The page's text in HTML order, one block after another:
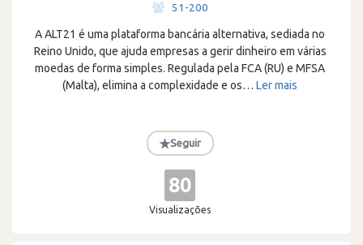
51-200
A ALT21 é uma plataforma bancária alternativa, sediada no
Reino Unido, que ajuda empresas a gerir dinheiro em várias
moedas de forma simples. Regulada pela FCA (RU) e MFSA
(Malta), elimina a complexidade e os… Ler mais
★Seguir
80
Visualizações